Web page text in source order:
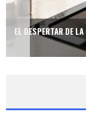
TECNOLOGÍA Y